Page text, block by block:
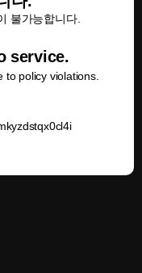
불가능합니다.
service.
policy violations.